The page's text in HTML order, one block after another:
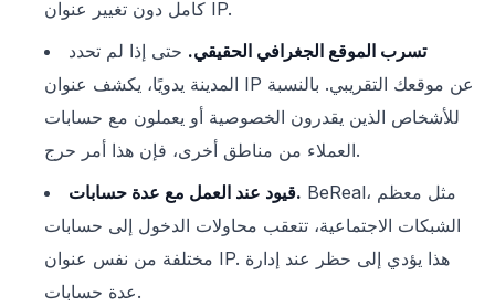
كامل دون تغيير عنوان IP.
تسرب الموقع الجغرافي الحقيقي. حتى إذا لم تحدد
المدينة يدويًا، يكشف عنوان IP عن موقعك التقريبي. بالنسبة
للأشخاص الذين يقدرون الخصوصية أو يعملون مع حسابات
العملاء من مناطق أخرى، فإن هذا أمر حرج.
قيود عند العمل مع عدة حسابات. BeReal، مثل معظم
الشبكات الاجتماعية، تتعقب محاولات الدخول إلى حسابات
مختلفة من نفس عنوان IP. هذا يؤدي إلى حظر عند إدارة
عدة حسابات.